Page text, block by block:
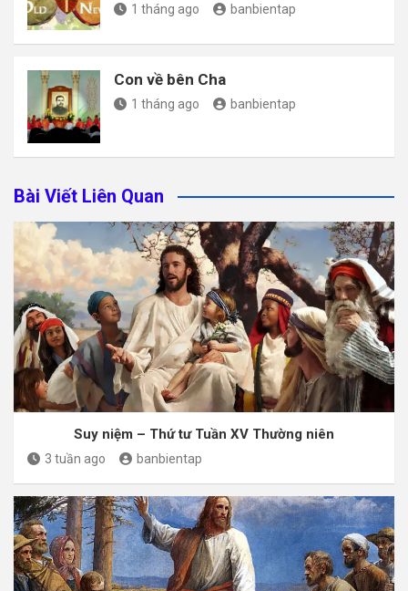
1 tháng ago banbientap
Con về bên Cha
1 tháng ago banbientap
Bài Viết Liên Quan
Suy niệm – Thứ tư Tuần XV Thường niên
3 tuần ago banbientap